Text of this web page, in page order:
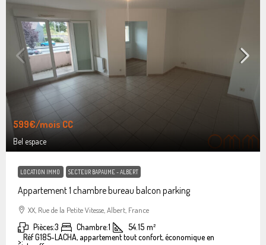
599€/mois CC
Bel espace
LOCATION IMMO SECTEUR BAPAUME - ALBERT
Appartement 1 chambre bureau balcon parking
XX, Rue de la Petite Vitesse, Albert, France
Pièces:3 Chambre:1 54.15 m²
>:Réf G185-LACHA, appartement tout confort, économique en